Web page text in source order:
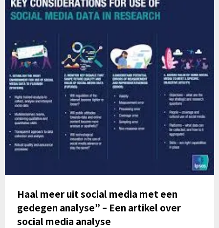
Haal meer uit social media met een
gedegen analyse” – Een artikel over
social media analyse